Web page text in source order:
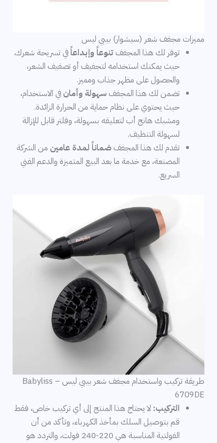
مميزات مجفف شعر (سيشوار) بيبي ليس
توفر لك هذا المجففتنوعاً وإبداعاً في تسريحة شعرك،
حيث يمكنك استخدامه لتجفيف أو تصفيف الشعر،
والحصول على مظهر جذاب ومميز.
تضمن لك هذا المجففسهولة وأمان في الاستخدام،
حيث يحتوي على نظام حماية من الحرارة الزائدة.
ومشبك هانج أب لتعليقه بسهولة، وفلتر قابل للإزالة
لسهولة التنظيف.
تقدم لك هذا المجففضماناً لمدة عامين من الشركة
المصنعة، مع خدمة ما بعد البيع المتميزة والدعم الفني
السريع.
طريقة تركيب واستخدام مجفف شعر بيبي ليس – Babyliss
6709DE
التركيب: لا يحتاج هذا المنتج إلى أي تركيب خاص، فقط
قم بتوصيل السلك بمأخذ الكهرباء، وتأكد من أن
الفولتية المناسبة هي 220-240 فولت، والتردد هو